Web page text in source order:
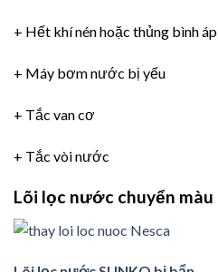
+ Hết khí nén hoặc thủng bình áp
+ Máy bơm nước bị yếu
+ Tắc van cơ
+ Tắc vòi nước
Lõi lọc nước chuyển màu